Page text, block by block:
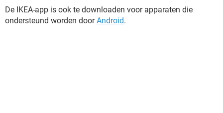
De IKEA-app is ook te downloaden voor apparaten die
ondersteund worden doorAndroid.